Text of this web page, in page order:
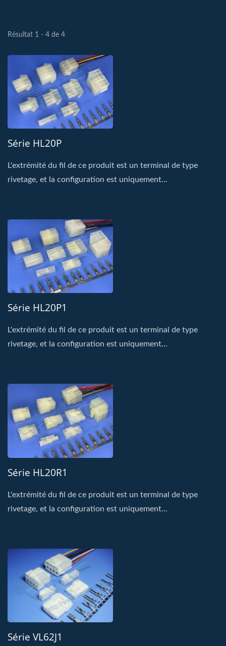
Résultat 1 - 4 de 4
Série HL20P
L'extrémité du fil de ce produit est un terminal de type
rivetage, et la configuration est uniquement...
Série HL20P1
L'extrémité du fil de ce produit est un terminal de type
rivetage, et la configuration est uniquement...
Série HL20R1
L'extrémité du fil de ce produit est un terminal de type
rivetage, et la configuration est uniquement...
Série VL62J1